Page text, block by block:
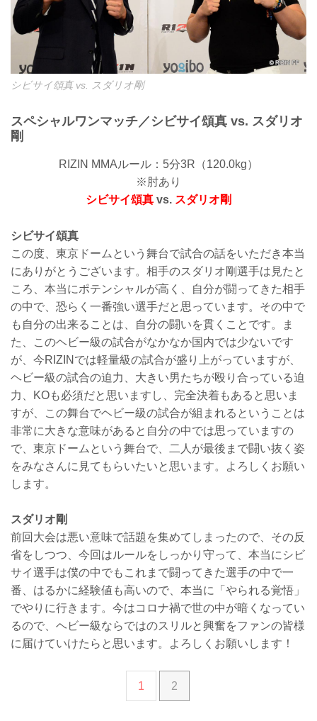
シビサイ頌真 vs. スダリオ剛
スペシャルワンマッチ／シビサイ頌真 vs. スダリオ
剛
RIZIN MMAルール：5分3R（120.0kg）
※肘あり
シビサイ頌真 vs. スダリオ剛
シビサイ頌真
この度、東京ドームという舞台で試合の話をいただき本当
にありがとうございます。相手のスダリオ剛選手は見たと
ころ、本当にポテンシャルが高く、自分が闘ってきた相手
の中で、恐らく一番強い選手だと思っています。その中で
も自分の出来ることは、自分の闘いを貫くことです。ま
た、このヘビー級の試合がなかなか国内では少ないです
が、今RIZINでは軽量級の試合が盛り上がっていますが、
ヘビー級の試合の迫力、大きい男たちが殴り合っている迫
力、KOも必須だと思いますし、完全決着もあると思いま
すが、この舞台でヘビー級の試合が組まれるということは
非常に大きな意味があると自分の中では思っていますの
で、東京ドームという舞台で、二人が最後まで闘い抜く姿
をみなさんに見てもらいたいと思います。よろしくお願い
します。
スダリオ剛
前回大会は悪い意味で話題を集めてしまったので、その反
省をしつつ、今回はルールをしっかり守って、本当にシビ
サイ選手は僕の中でもこれまで闘ってきた選手の中で一
番、はるかに経験値も高いので、本当に「やられる覚悟」
でやりに行きます。今はコロナ禍で世の中が暗くなってい
るので、ヘビー級ならではのスリルと興奮をファンの皆様
に届けていけたらと思います。よろしくお願いします！
1 2